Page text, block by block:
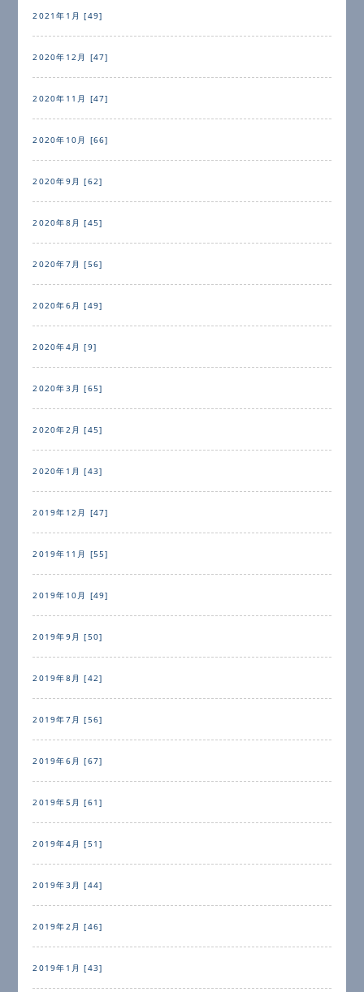
2021年1月 [49]
2020年12月 [47]
2020年11月 [47]
2020年10月 [66]
2020年9月 [62]
2020年8月 [45]
2020年7月 [56]
2020年6月 [49]
2020年4月 [9]
2020年3月 [65]
2020年2月 [45]
2020年1月 [43]
2019年12月 [47]
2019年11月 [55]
2019年10月 [49]
2019年9月 [50]
2019年8月 [42]
2019年7月 [56]
2019年6月 [67]
2019年5月 [61]
2019年4月 [51]
2019年3月 [44]
2019年2月 [46]
2019年1月 [43]